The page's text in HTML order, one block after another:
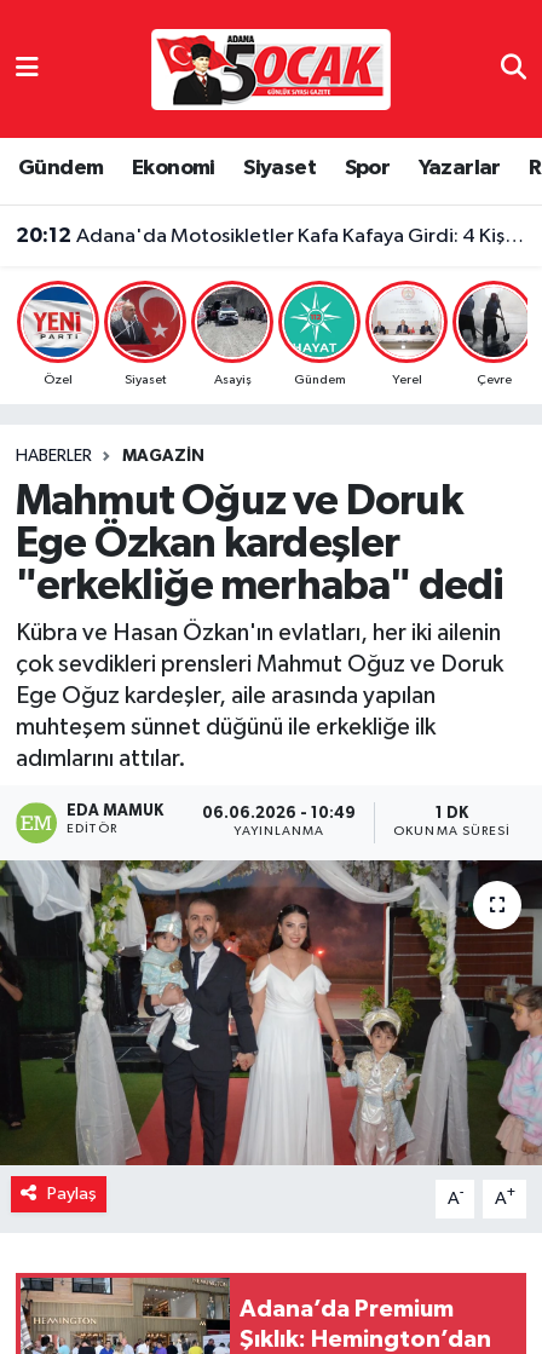
Gündem Ekonomi Siyaset Spor Yazarlar
20:12 Adana'da Motosikletler Kafa Kafaya Girdi: 4 Kişi Yaralandı
Özel Siyaset Asayiş Gündem Yerel Çevre
HABERLER MAGAZIN
Mahmut Oğuz ve Doruk
Ege Özkan kardeşler
"erkekliğe merhaba" dedi
Kübra ve Hasan Özkan'ın evlatları, her iki ailenin
çok sevdikleri prensleri Mahmut Oğuz ve Doruk
Ege Oğuz kardeşler, aile arasında yapılan
muhteşem sünnet düğünü ile erkekliğe ilk
adımlarını attılar.
EDA MAMUK
EDITÖR
06.06.2026 - 10:49
YAYINLANMA
1 DK
OKUNMA SÜRESI
Paylaş A- A+
Adana’da Premium
Şıklık: Hemington’dan
Dünya
Eğitim
Gündem
Haber Reklam
Magazin
Özel
Resmi İlanlar
Sağlık
Siyaset
Spor
Yaşam
Yerel Yönetimler
Yurttan
Adana Nöbetçi Eczaneler
Adana Trafik Yoğunluk Haritası
Süper Lig Puan Durumu ve Fikstür
Son Dakika Haberleri
Haber Arşivi